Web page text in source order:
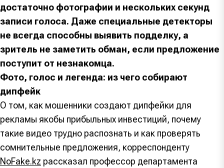
достаточно фотографии и нескольких секунд
записи голоса. Даже специальные детекторы
не всегда способны выявить подделку, а
зритель не заметить обман, если предложение
поступит от незнакомца.
Фото, голос и легенда: из чего собирают
дипфейк
О том, как мошенники создают дипфейки для
рекламы якобы прибыльных инвестиций, почему
такие видео трудно распознать и как проверять
сомнительные предложения, корреспонденту
NoFake.kz рассказал профессор департамента